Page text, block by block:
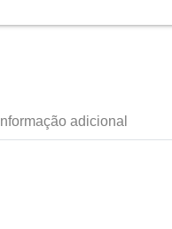
Informação adicional